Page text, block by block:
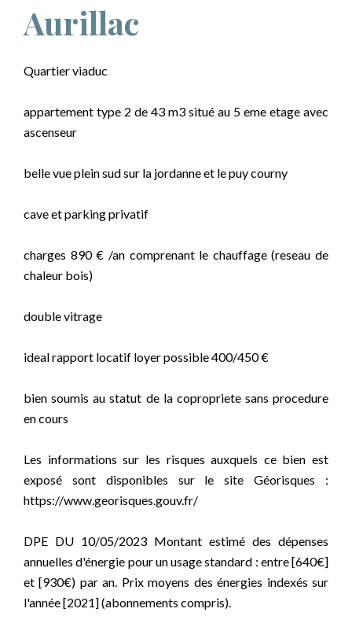
Aurillac
Quartier viaduc
appartement type 2 de 43 m3 situé au 5 eme etage avec
ascenseur
belle vue plein sud sur la jordanne et le puy courny
cave et parking privatif
charges 890 € /an comprenant le chauffage (reseau de
chaleur bois)
double vitrage
ideal rapport locatif loyer possible 400/450 €
bien soumis au statut de la copropriete sans procedure
en cours
Les informations sur les risques auxquels ce bien est
exposé sont disponibles sur le site Géorisques :
https://www.georisques.gouv.fr/
DPE DU 10/05/2023 Montant estimé des dépenses
annuelles d'énergie pour un usage standard : entre [640€]
et [930€) par an. Prix moyens des énergies indexés sur
l'année [2021] (abonnements compris).